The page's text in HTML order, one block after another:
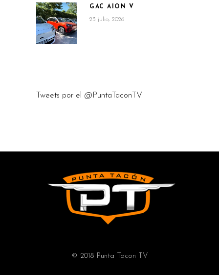
GAC AION V
23 julio, 2026
Tweets por el @PuntaTaconTV.
© 2018 Punta Tacon TV